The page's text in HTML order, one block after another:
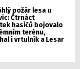
požár lesa u
Čtrnáct
hasičů bojovalo
terénu,
i vrtulník a Lesar